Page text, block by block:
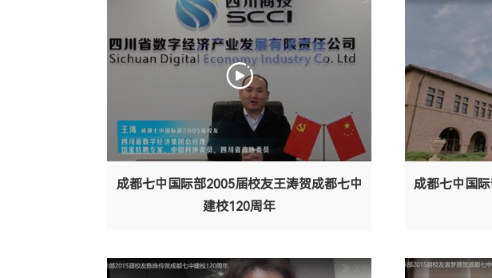
成都七中国际部2005届校友王涛贺成都七中
建校120周年
成都七中国